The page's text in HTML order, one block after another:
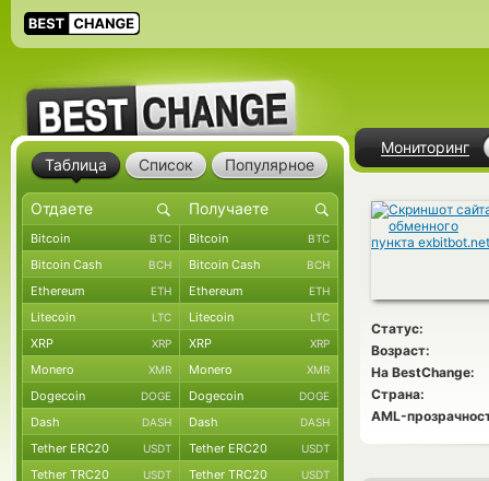
Мониторинг
Статус:
Возраст:
На BestChange:
Страна:
AML-
Таблица Список Популярное
Bitcoin BTC Bitcoin BTC
Bitcoin Cash BCH Bitcoin Cash BCH
Ethereum ETH Ethereum ETH
Litecoin LTC Litecoin LTC
XRP XRP XRP XRP
Monero XMR Monero XMR
Dogecoin DOGE Dogecoin DOGE
Dash DASH Dash DASH
Tether ERC20 USDT Tether ERC20 USDT
Tether TRC20 USDT Tether TRC20 USDT